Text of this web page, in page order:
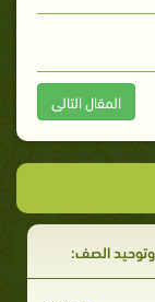
المقال التالى
وتوحيد الصف: